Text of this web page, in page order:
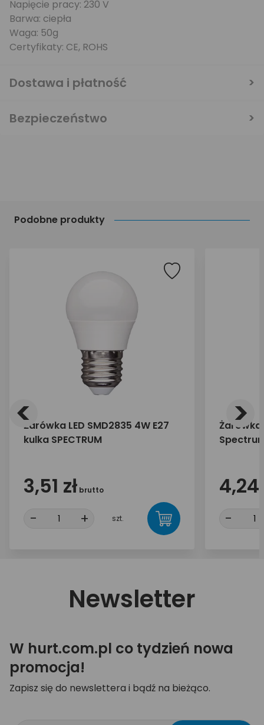
Podobne produkty
Żarówka LED SMD2835 4W E27
kulka SPECTRUM
3,51 zł brutto
- + szt.
Żarówka
4,24
-
< >
Napięcie pracy: 230 V
Barwa: ciepła
Waga: 50g
Certyfikaty: CE, ROHS
Dostawa i płatność
Bezpieczeństwo
Newsletter
W hurt.com.pl co tydzień nowa
promocja!
Zapisz się do newslettera i bądź na bieżąco.